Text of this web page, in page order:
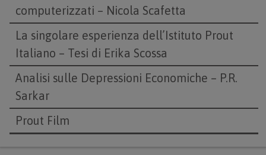
computerizzati – Nicola Scafetta
La singolare esperienza dell’Istituto Prout
Italiano – Tesi di Erika Scossa
Analisi sulle Depressioni Economiche – P.R.
Sarkar
Prout Film